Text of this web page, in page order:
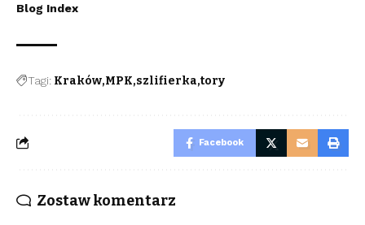
Blog Index
Tagi: Kraków MPK szlifierka tory
Facebook
Zostaw komentarz